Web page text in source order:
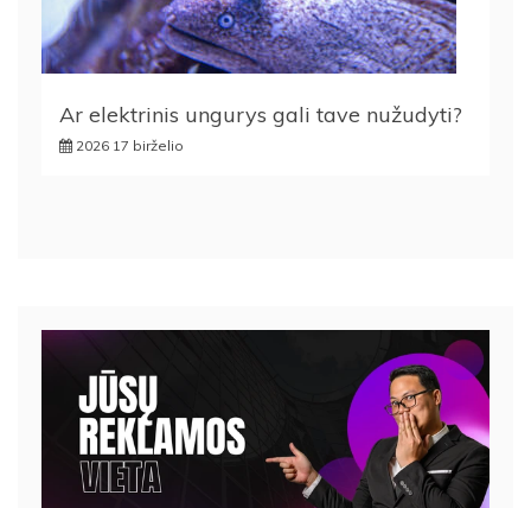
Ar elektrinis ungurys gali tave nužudyti?
2026 17 birželio